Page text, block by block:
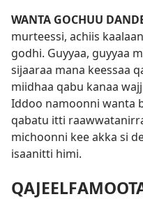
WANTA GOCHUU
murteessi, achiis
godhi. Guyyaa, guyyaa
sijaaraa mana keessaa
miidhaa qabu kanaa
Iddoo namoonni wanta
qabatu itti
michoonni kee akka si
isaanitti himi.